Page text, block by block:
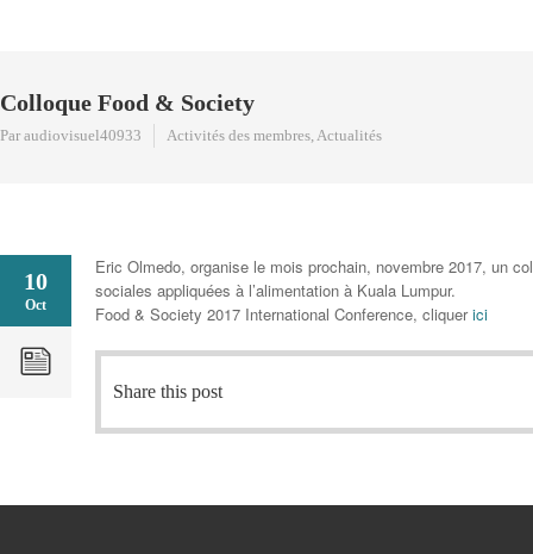
Colloque Food & Society
Par audiovisuel40933 Activités des membres,Actualités
10
Oct
Eric Olmedo, organise le mois prochain, novembre 2017, un
sociales appliquées à l’alimentation à Kuala Lumpur.
Food & Society 2017 International Conference, cliquerici
Share this post